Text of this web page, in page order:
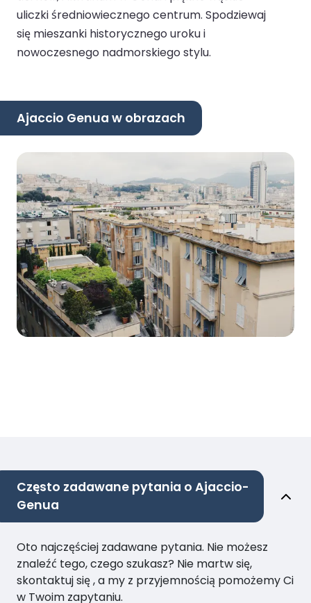
uliczki średniowiecznego centrum. Spodziewaj
się mieszanki historycznego uroku i
nowoczesnego nadmorskiego stylu.
Ajaccio Genua w obrazach
Często zadawane pytania o Ajaccio-
Genua
Oto najczęściej zadawane pytania. Nie możesz
znaleźć tego, czego szukasz? Nie martw się,
skontaktuj się , a my z przyjemnością pomożemy Ci
w Twoim zapytaniu.